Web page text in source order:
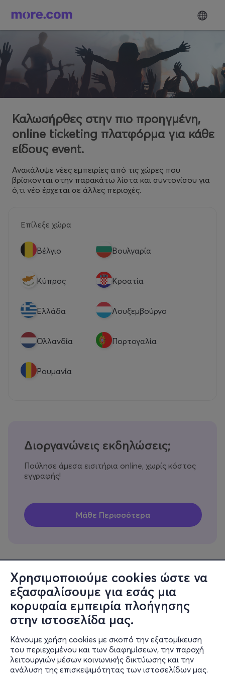
Χρησιμοποιούμε cookies ώστε να
εξασφαλίσουμε για εσάς μια
κορυφαία εμπειρία πλοήγησης
στην ιστοσελίδα μας.
Κάνουμε χρήση cookies με σκοπό την εξατομίκευση
του περιεχομένου και των διαφημίσεων, την παροχή
λειτουργιών μέσων κοινωνικής δικτύωσης και την
ανάλυση της επισκεψιμότητας των ιστοσελίδων μας.
Καλωσήρθες στην πιο προηγμένη,
online ticketing πλατφόρμα για κάθε
είδους event.
Ανακάλυψε νέες εμπειρίες από τις χώρες που
βρίσκονται στην παρακάτω λίστα και συντονίσου για
ό,τι νέο έρχεται σε άλλες περιοχές.
Επίλεξε χώρα
Βέλγιο Βουλγαρία
Κύπρος Κροατία
Eλλάδα Λουξεμβούργο
Ολλανδία Πορτογαλία
Ρουμανία
Διοργανώνεις εκδηλώσεις;
Πούλησε άμεσα εισιτήρια online, χωρίς κόστος
εγγραφής!
Πληροφορίες
Υποστήριξη
Stay Connected